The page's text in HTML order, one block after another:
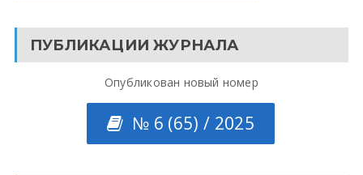
ПУБЛИКАЦИИ ЖУРНАЛА
Опубликован новый номер
№ 6 (65) / 2025